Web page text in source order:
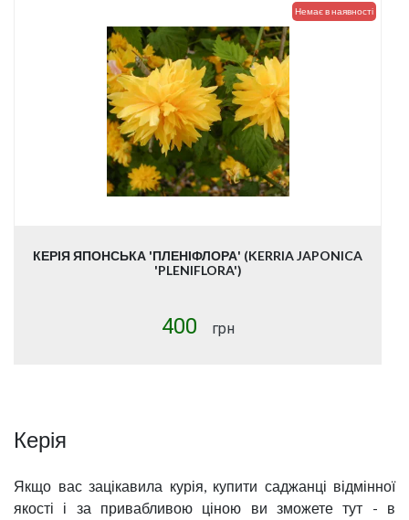
Немає в наявності
КЕРІЯ ЯПОНСЬКА 'ПЛЕНІФЛОРА' (KERRIA JAPONICA
'PLENIFLORA')
400 грн
Керія
Якщо вас зацікавила курія, купити саджанці відмінної
якості і за привабливою ціною ви зможете тут - в